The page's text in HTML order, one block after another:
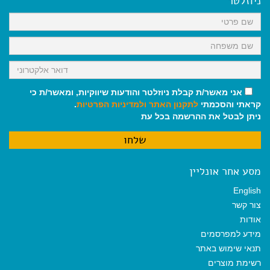
k
p
m
אני מאשר/ת קבלת ניוזלטר והודעות שיווקיות, ומאשר/ת כי
קראתי והסכמתי לתקנון האתר ולמדיניות הפרטיות.
ניתן לבטל את ההרשמה בכל עת
מסע אחר אונליין
English
צור קשר
אודות
מידע למפרסמים
תנאי שימוש באתר
רשימת מוצרים